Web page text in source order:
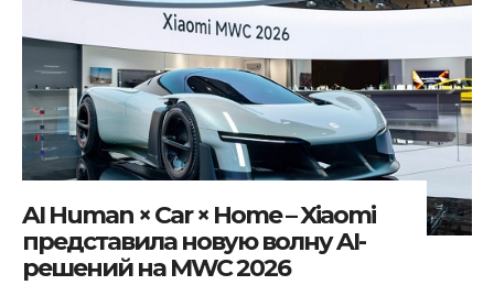
AI Human × Car × Home – Xiaomi
представила новую волну AI-
решений на MWC 2026